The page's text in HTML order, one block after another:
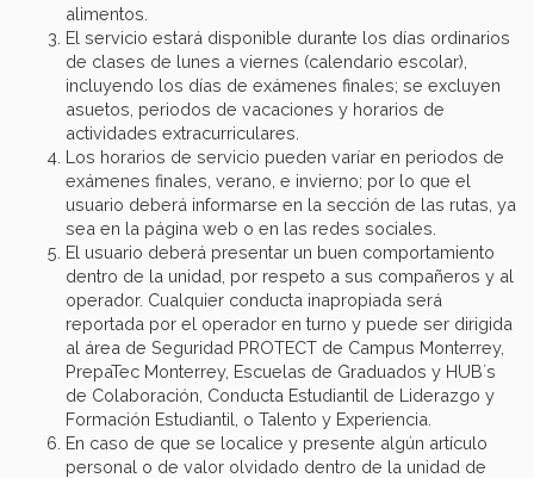
alimentos.
El servicio estará disponible durante los días ordinarios
de clases de lunes a viernes (calendario escolar),
incluyendo los días de exámenes finales; se excluyen
asuetos, periodos de vacaciones y horarios de
actividades extracurriculares.
Los horarios de servicio pueden varíar en periodos de
exámenes finales, verano, e invierno; por lo que el
usuario deberá informarse en la sección de las rutas, ya
sea en la página web o en las redes sociales.
El usuario deberá presentar un buen comportamiento
dentro de la unidad, por respeto a sus compañeros y al
operador. Cualquier conducta inapropiada será
reportada por el operador en turno y puede ser dirigida
al área de Seguridad PROTECT de Campus Monterrey,
PrepaTec Monterrey, Escuelas de Graduados y HUB´s
de Colaboración, Conducta Estudiantil de Liderazgo y
Formación Estudiantil, o Talento y Experiencia.
En caso de que se localice y presente algún artículo
personal o de valor olvidado dentro de la unidad de